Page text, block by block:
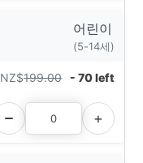
어린이
(5-14세)
NZ$199.00 - 70 left